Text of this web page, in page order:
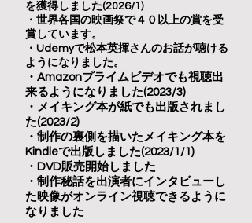
を獲得しました(2026/1)
​・世界各国の映画祭で４０以上の賞を受
賞しています。
・ Udemyで松本英揮さんのお話が聴ける
ようになりました。
​・ Amazonプライムビデオでも視聴出
来るようになりました(2023/3)
​・メイキング本が紙でも出版されまし
た(2023/2)
・制作の裏側を描いたメイキング本を
Kindleで出版しました(2023/1/1)
・DVD販売開始しました
・制作秘話を出演者にインタビューし
た映像がオンライン視聴できるように
なりました